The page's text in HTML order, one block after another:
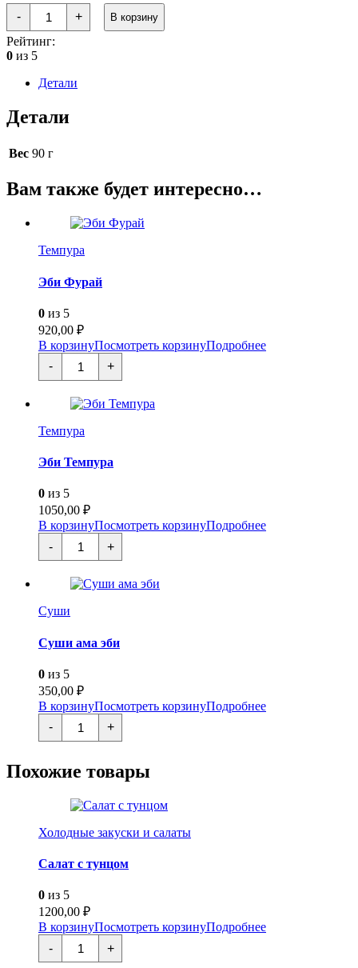
-
Количество
товара
Капуста
Кимчи
+ В корзину
Рейтинг:
0 из 5
Детали
Детали
Вес 90 г
Вам также будет интересно…
Темпура
Эби Фурай
0 из 5
920,00 ₽
В корзинуПосмотреть корзинуПодробнее
-
Количество
товара
Эби
Фурай
+
Темпура
Эби Темпура
0 из 5
1050,00 ₽
В корзинуПосмотреть корзинуПодробнее
-
Количество
товара
Эби
Темпура
+
Суши
Суши ама эби
0 из 5
350,00 ₽
В корзинуПосмотреть корзинуПодробнее
-
Количество
товара
Суши
эби
+
Похожие товары
Холодные закуски и салаты
Салат с тунцом
0 из 5
1200,00 ₽
В корзинуПосмотреть корзинуПодробнее
-
Количество
товара
+